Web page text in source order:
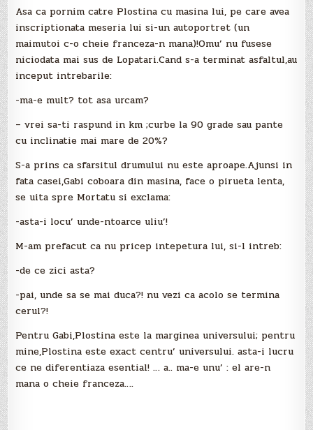
Asa ca pornim catre Plostina cu masina lui, pe care avea
inscriptionata meseria lui si-un autoportret (un
maimutoi c-o cheie franceza-n mana)!Omu’ nu fusese
niciodata mai sus de Lopatari.Cand s-a terminat asfaltul,au
inceput intrebarile:
-ma-e mult? tot asa urcam?
– vrei sa-ti raspund in km ;curbe la 90 grade sau pante
cu inclinatie mai mare de 20%?
S-a prins ca sfarsitul drumului nu este aproape.Ajunsi in
fata casei,Gabi coboara din masina, face o pirueta lenta,
se uita spre Mortatu si exclama:
-asta-i locu’ unde-ntoarce uliu’!
M-am prefacut ca nu pricep intepetura lui, si-l intreb:
-de ce zici asta?
-pai, unde sa se mai duca?! nu vezi ca acolo se termina
cerul?!
Pentru Gabi,Plostina este la marginea universului; pentru
mine,Plostina este exact centru’ universului. asta-i lucru
ce ne diferentiaza esential! … a.. ma-e unu’ : el are-n
mana o cheie franceza….